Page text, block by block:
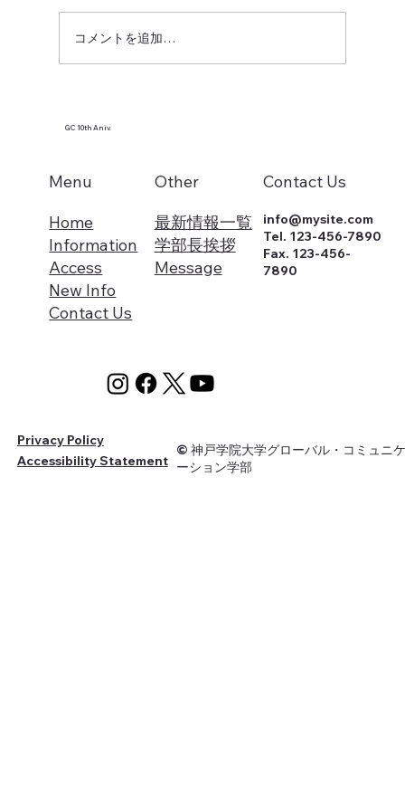
らせ】
コメントを追加…
GC 10th Aniv.
Menu
Home
Information
Access
New Info
Contact Us
Other
最新情報一覧
学部長挨拶
Message
info@mysite.com
Tel. 123-456-7890
Fax. 123-456-
7890
Contact Us
Privacy Policy
Accessibility Statement
© 神戸学院大学グローバル・コミュニケ
ーション学部